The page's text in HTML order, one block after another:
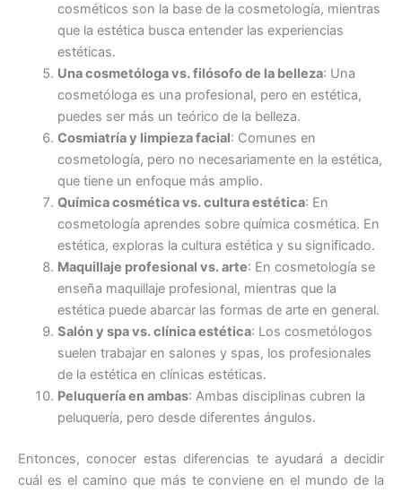
cosméticos son la base de la cosmetología, mientras
que la estética busca entender las experiencias
estéticas.
Una cosmetóloga vs. filósofo de la belleza: Una
cosmetóloga es una profesional, pero en estética,
puedes ser más un teórico de la belleza.
Cosmiatría y limpieza facial: Comunes en
cosmetología, pero no necesariamente en la estética,
que tiene un enfoque más amplio.
Química cosmética vs. cultura estética: En
cosmetología aprendes sobre química cosmética. En
estética, exploras la cultura estética y su significado.
Maquillaje profesional vs. arte: En cosmetología se
enseña maquillaje profesional, mientras que la
estética puede abarcar las formas de arte en general.
Salón y spa vs. clínica estética: Los cosmetólogos
suelen trabajar en salones y spas, los profesionales
de la estética en clínicas estéticas.
Peluquería en ambas: Ambas disciplinas cubren la
peluquería, pero desde diferentes ángulos.
Entonces, conocer estas diferencias te ayudará a decidir
cuál es el camino que más te conviene en el mundo de la